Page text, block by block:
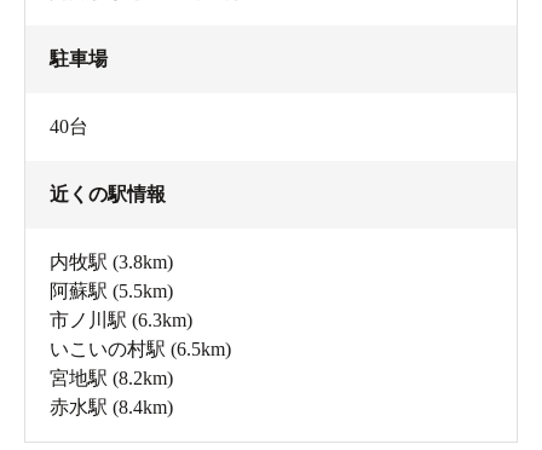
駐車場
40台
近くの駅情報
内牧駅 (3.8km)
阿蘇駅 (5.5km)
市ノ川駅 (6.3km)
いこいの村駅 (6.5km)
宮地駅 (8.2km)
赤水駅 (8.4km)